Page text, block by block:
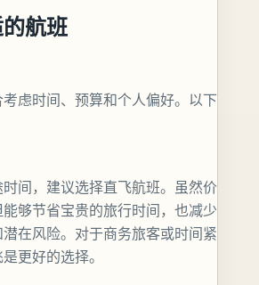
航班
虑时间、预算和个人偏好。以下
间，建议选择直飞航班。虽然价
够节省宝贵的旅行时间，也减少
在风险。对于商务旅客或时间紧
更好的选择。